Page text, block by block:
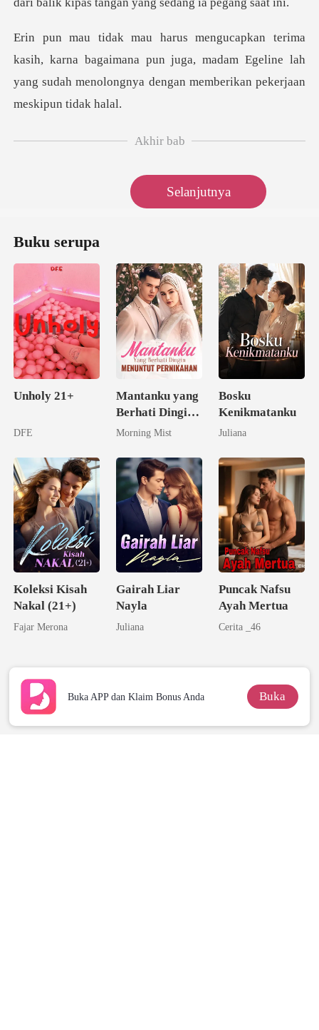
rna bagaimana pun juga, madam Egeline lah
yang sudah meno
Akhir bab
Selanjutnya
Buku serupa
Unholy 21+
DFE
Mantanku yang
Berhati Dingin
Menuntut
Morning Mist
Bosku
Kenikmatanku
Juliana
Koleksi Kisah
Nakal (21+)
Fajar Merona
Gairah Liar
Nayla
Juliana
Puncak Nafsu
Ayah Mertua
Cerita _46
Buka APP dan Klaim Bonus Anda Buka